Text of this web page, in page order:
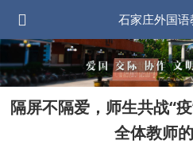
石家庄外国语
隔屏不隔爱，师生共战“
全体教师